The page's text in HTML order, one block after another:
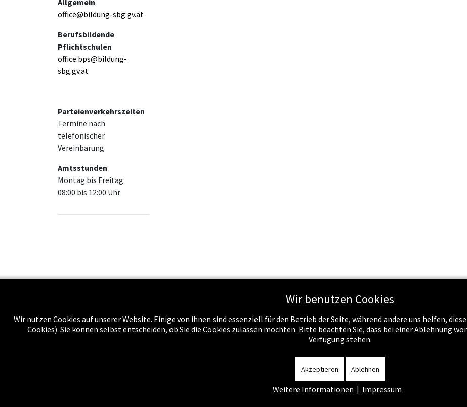
Allgemein
office@bildung-sbg.gv.at
Berufsbildende
Pflichtschulen
office.bps@bildung-
sbg.gv.at
Parteienverkehrszeiten
Termine nach
telefonischer
Vereinbarung
Amtsstunden
Montag bis Freitag:
08:00 bis 12:00 Uhr
Über uns Schule & Recht Schule & Unterricht Service Jobs &
Wir benutzen Cookies
Wir nutzen Cookies auf unserer Website. Einige von ihnen sind essenziell für den Betrieb der Seite, während andere uns helfen,
Cookies). Sie können selbst entscheiden, ob Sie die Cookies zulassen möchten. Bitte beachten Sie, dass bei einer Ablehnung
Verfügung stehen.
Akzeptieren Ablehnen
Weitere Informationen | Impressum